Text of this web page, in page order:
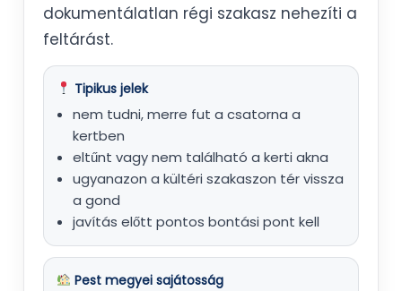
dokumentálatlan régi szakasz nehezíti a
feltárást.
Tipikus jelek
nem tudni, merre fut a csatorna a
kertben
eltűnt vagy nem található a kerti akna
ugyanazon a kültéri szakaszon tér vissza
a gond
javítás előtt pontos bontási pont kell
Pest megyei sajátosság